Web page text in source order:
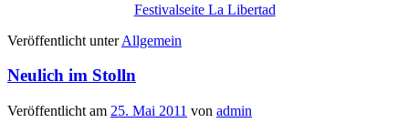
Festivalseite La Libertad
Veröffentlicht unter Allgemein
Neulich im Stolln
Veröffentlicht am 25. Mai 2011 von admin